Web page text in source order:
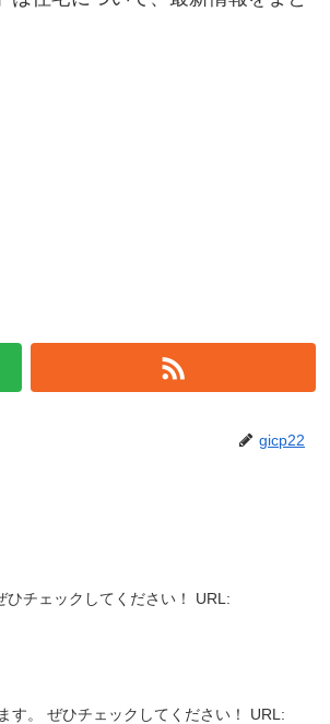
gicp22
ひチェックしてください！ URL:
す。 ぜひチェックしてください！ URL: